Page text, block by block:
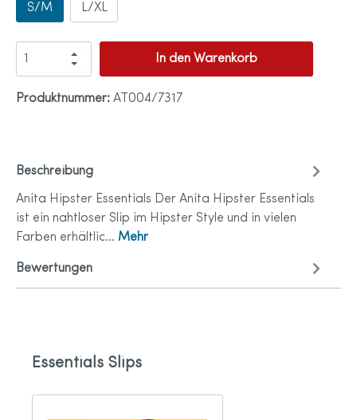
S/M L/XL
In den Warenkorb
Produktnummer: AT004/7317
Beschreibung
Anita Hipster Essentials Der Anita Hipster Essentials
ist ein nahtloser Slip im Hipster Style und in vielen
Farben erhältlic… Mehr
Bewertungen
Essentials Slips